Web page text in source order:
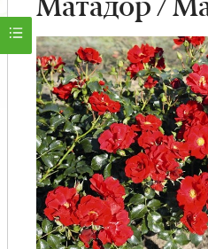
Мини-деревья
НОВИНКА Английские и
Саженцы плодовые
Сирень
Матадор /